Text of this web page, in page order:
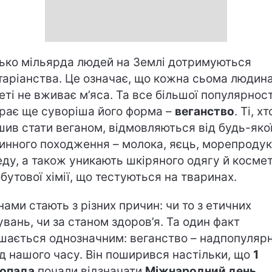
мільярда людей на Землі дотримуються
Це означає, що кожна сьома
не вживає м’яса. Та все більшої
ще суворіша його форма – веганство. Ті,
стати веганом, відмовляються від будь-якої
походження – молока, яєць,
а також уникають шкіряного одягу й
хімії, що тестуються на тваринах.
стають з різних причин: чи то з етичних
чи за станом здоров’я. Та один факт
однозначним: веганство –
нашого часу. Він поширився настільки, що 1